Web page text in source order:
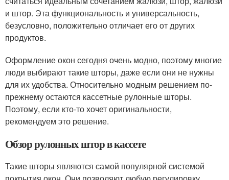
и штор. Эта функциональность и универсальность,
безусловно, положительно отличает его от других
продуктов.
Оформление окон сегодня очень модно, поэтому многие
люди выбирают такие шторы, даже если они не нужны
для их удобства. Относительно модным решением по-
прежнему остаются кассетные рулонные шторы.
Поэтому, если кто-то хочет оригинальности,
рекомендуем это решение.
Обзор рулонных штор в кассете
Такие шторы являются самой популярной системой